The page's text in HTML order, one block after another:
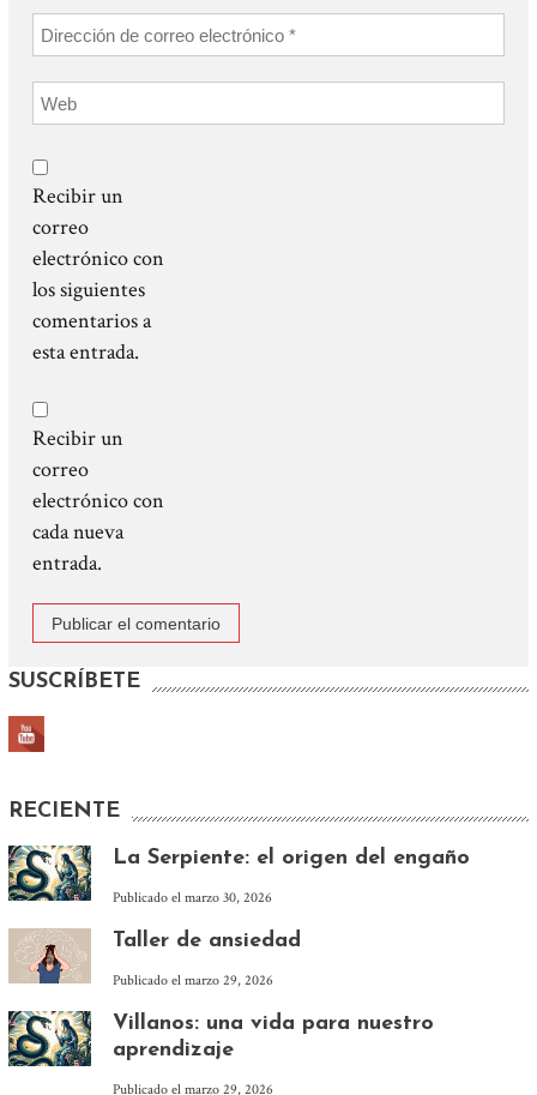
Recibir un
correo
electrónico con
los siguientes
comentarios a
esta entrada.
Recibir un
correo
electrónico con
cada nueva
entrada.
SUSCRÍBETE
RECIENTE
La Serpiente: el origen del engaño
Publicado el marzo 30, 2026
Taller de ansiedad
Publicado el marzo 29, 2026
Villanos: una vida para nuestro
aprendizaje
Publicado el marzo 29, 2026